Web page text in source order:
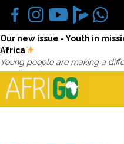
Our new issue - Youth in
Africa
Young people are making a